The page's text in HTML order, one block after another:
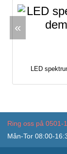
«
LED
Ring oss på 0501-
Mån-Tor 08:00-